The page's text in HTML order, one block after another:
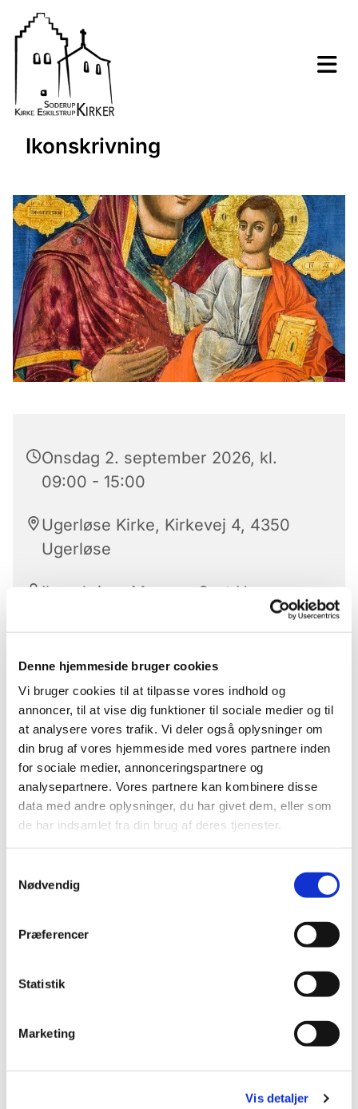
Denne hjemmeside bruger cookies
Vi bruger cookies til at tilpasse vores indhold og
annoncer, til at vise dig funktioner til sociale medier og til
at analysere vores trafik. Vi deler også oplysninger om
din brug af vores hjemmeside med vores partnere inden
for sociale medier, annonceringspartnere og
analysepartnere. Vores partnere kan kombinere disse
data med andre oplysninger, du har givet dem, eller som
de har indsamlet fra din brug af deres tjenester.
Nødvendig
Præferencer
Statistik
Marketing
Vis detaljer
Ikonskrivning
Onsdag 2. september 2026, kl.
09:00 - 15:00
Ugerløse Kirke, Kirkevej 4, 4350
Ugerløse
Ikonskriver Mogens Gert Hansen
Vi mødes i kirken til en stille musikandagt før vi
går ned i sognegården og skriver ikoner indtil kl.
12.00. hvor der leveres en lækker frokost. Husk
ikongruppen mødes den første onsdag hver
måned.
Tilmeldning til underviser Mogens Gert Hansen tlf.
20 92 04 55.